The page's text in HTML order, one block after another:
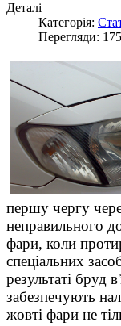
Деталі
Категорія:
Перегляди:
першу чергу
неправильного
фари, коли
спеціальних
результаті бруд
забезпечують
жовті фари не